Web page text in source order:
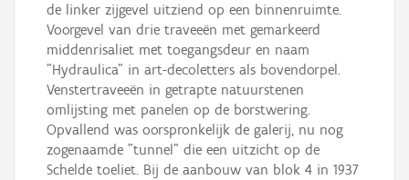
de linker zijgevel uitziend op een binnenruimte.
Voorgevel van drie traveeën met gemarkeerd
middenrisaliet met toegangsdeur en naam
"Hydraulica" in art-decoletters als bovendorpel.
Venstertraveeën in getrapte natuurstenen
omlijsting met panelen op de borstwering.
Opvallend was oorspronkelijk de galerij, nu nog
zogenaamde "tunnel" die een uitzicht op de
Schelde toeliet. Bij de aanbouw van blok 4 in 1937